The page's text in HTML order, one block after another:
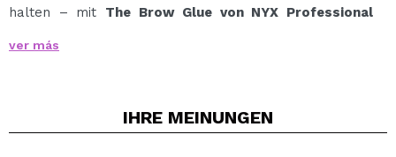
halten – mit The Brow Glue von NYX Professional
das jede Augenbrauenform mit einem natürlichen Finish
schnelles und einfaches Auftragen, ohne ein klebriges
ver más
IHRE MEINUNGEN